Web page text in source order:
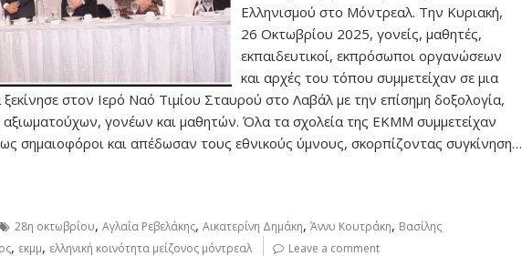
Ελληνισμού στο Μόντρεαλ. Την Κυριακή,
26 Οκτωβρίου 2025, γονείς, μαθητές,
εκπαιδευτικοί, εκπρόσωποι οργανώσεων
και αρχές του τόπου συμμετείχαν σε μια
στον Ιερό Ναό Τιμίου Σταυρού στο Λαβάλ με την επίσημη δοξολογία,
γονέων και μαθητών. Όλα τα σχολεία της ΕΚΜΜ συμμετείχαν
σημαιοφόροι και απέδωσαν τους εθνικούς ύμνους, σκορπίζοντας συγκίνηση…
28η οκτωβρίου, Αγλαΐα Ρεβελάκης, Αικατερίνη Δημάκη, Άννυ Κουτράκη, Βασίλης
, εκμμ, ελληνική κοινότητα μείζονος μόντρεαλ Leave a comment